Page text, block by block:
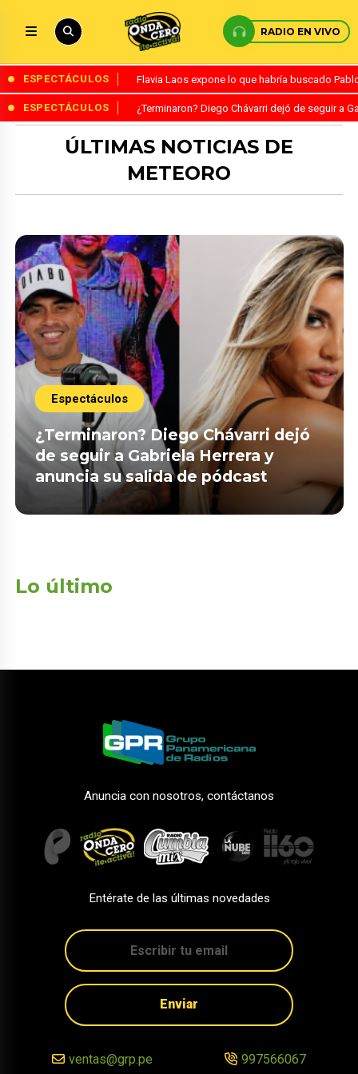
RADIO EN VIVO
ESPECTÁCULOS Flavia Laos expone lo que habría buscado
ESPECTÁCULOS ¿Terminaron? Diego Chávarri dejó de seguir a
ÚLTIMAS NOTICIAS DE
METEORO
Espectáculos
¿Terminaron? Diego Chávarri dejó
de seguir a Gabriela Herrera y
anuncia su salida de pódcast
Lo último
Anuncia con nosotros, contáctanos
Entérate de las últimas novedades
Enviar
ventas@grp.pe 997566067